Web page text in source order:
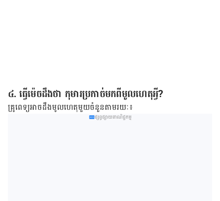
៤. ធ្វើម៉េចដឹងថា កុមារប្រកាច់មកពីមូលហេតុអ្វី?
គ្រូពេទ្យអាចដឹងមូលហេតុមួយចំនួនតាមរយៈ៖
ផ្សព្វផ្សាយពាណិជ្ជកម្ម